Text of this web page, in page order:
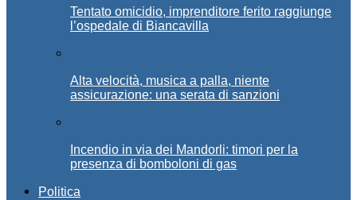
Tentato omicidio, imprenditore ferito raggiunge
l’ospedale di Biancavilla
Alta velocità, musica a palla, niente
assicurazione: una serata di sanzioni
Incendio in via dei Mandorli: timori per la
presenza di bomboloni di gas
Politica